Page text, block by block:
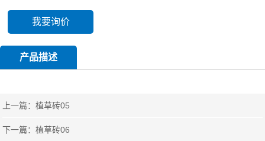
我要询价
产品描述
上一篇：植草砖05
下一篇：植草砖06